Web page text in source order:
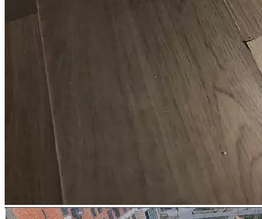
Ответы на некоторые вопросы
дольщиков по спорам с
Как понять, имеются ли в квартире строительные недостатки?
Некоторые строительные недостатки являются явными и для
их выявления не требуется специальных знаний и
оборудования (дефекты отделки, трещины в стяжке, явные
неровности стен и т.д.). Однако в боль...
Можно ли определить стоимость устранения строительных
недостатков без проведения осмотра, по фото/видео?
В связи с тем, что для выявления всех строительных
недостатков специалисту необходимо проводить
инструментальные измерения, предварительный анализ
недостатков на предмет их наличия по фото/видео в...
Можно ли взыскать стоимость устранения строительных
присутствует положение о том, что претензии к застройщику